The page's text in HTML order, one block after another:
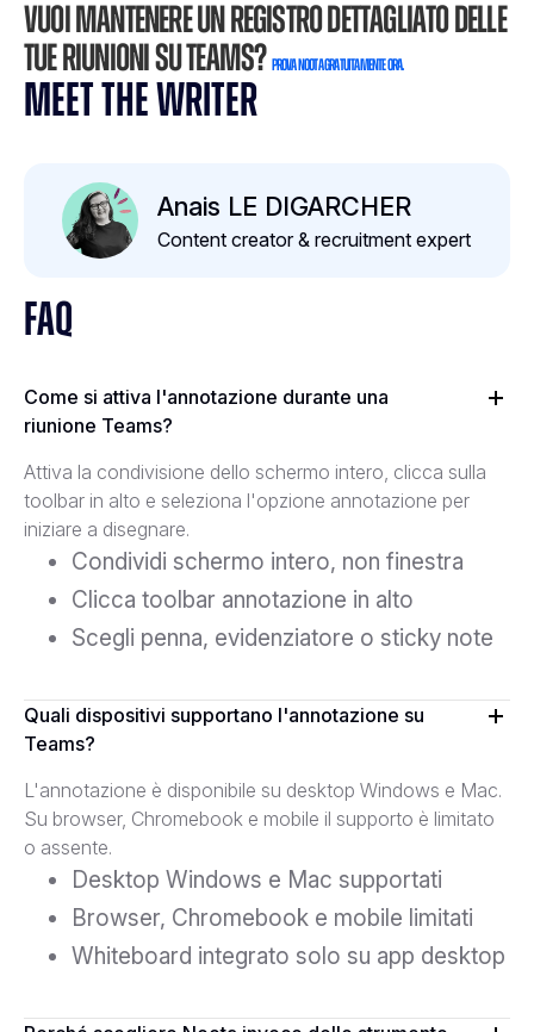
Vuoi mantenere un registro dettagliato delle
tue riunioni su Teams? Prova Noota gratuitamente ora.
MEET THE WRITER
Anais LE DIGARCHER
Content creator & recruitment expert
FAQ
Come si attiva l'annotazione durante una
riunione Teams?
Attiva la condivisione dello schermo intero, clicca sulla
toolbar in alto e seleziona l'opzione annotazione per
iniziare a disegnare.
Condividi schermo intero, non finestra
Clicca toolbar annotazione in alto
Scegli penna, evidenziatore o sticky note
Quali dispositivi supportano l'annotazione su
Teams?
L'annotazione è disponibile su desktop Windows e Mac.
Su browser, Chromebook e mobile il supporto è limitato
o assente.
Desktop Windows e Mac supportati
Browser, Chromebook e mobile limitati
Whiteboard integrato solo su app desktop